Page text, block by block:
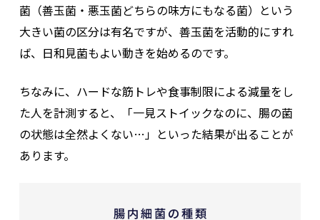
菌（善玉菌・悪玉菌どちらの味方にもなる菌）という
大きい菌の区分は有名ですが、善玉菌を活動的にすれ
ば、日和見菌もよい動きを始めるのです。
ちなみに、ハードな筋トレや食事制限による減量をし
た人を計測すると、「一見ストイックなのに、腸の菌
の状態は全然よくない…」といった結果が出ることが
あります。